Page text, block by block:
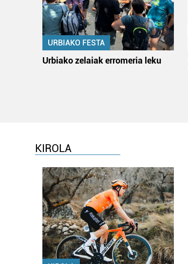
URBIAKO FESTA
Urbiako zelaiak erromeria leku
KIROLA